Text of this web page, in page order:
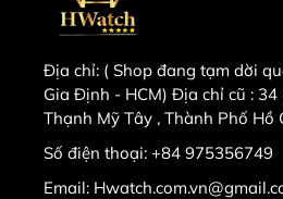
Địa chỉ: ( Shop đang tạm dời
Gia Định - HCM) Địa chỉ cũ :
Thạnh Mỹ Tây , Thành Phố Hồ
Số điện thoại: +84 975356749
Email: